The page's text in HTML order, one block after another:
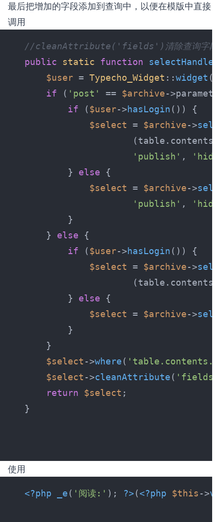
最后把增加的字段添加到查询中，以便在模版中直接
调用
//cleanAttribute('fields')清除查询字
public
static function selectHandle
$user = Typecho_Widget ::widget (
if ( 'post' == $archive-
if ($user->hasLogin
$select = $archive->
'publish' ,
        }
else
$select = $archive->
'publish' ,
    }
else
if ($user->hasLogin
$select = $archive->
        }
else
$select = $archive->
$select ->where(
$select ->cleanAttribute( 'fields'
return
$select
使用
<?php _e( '阅读:' ); ?>(<?php $this ->